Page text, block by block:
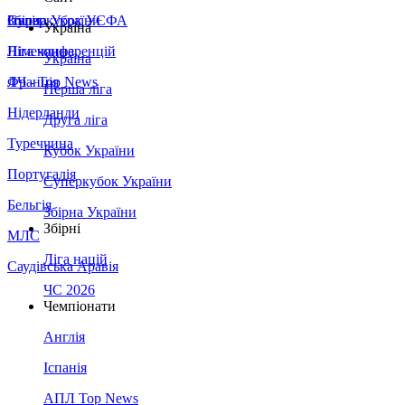
Збірна України
Італія
Німеччина
Франція
Нідерланди
Туреччина
Португалія
Бельгія
МЛС
Саудівська Аравія
Суперкубок УЄФА
Ліга конференцій
ЛЧ - Top News
Україна
Україна
Перша ліга
Друга ліга
Кубок України
Суперкубок України
Збірна України
Збірні
Ліга націй
ЧС 2026
Чемпіонати
Англія
Іспанія
АПЛ Top News